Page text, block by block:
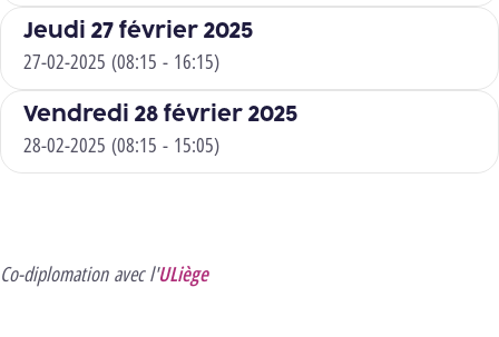
Jeudi 27 février 2025
27-02-2025 (08:15 - 16:15)
Vendredi 28 février 2025
28-02-2025 (08:15 - 15:05)
Co-diplomation avec l'ULiège